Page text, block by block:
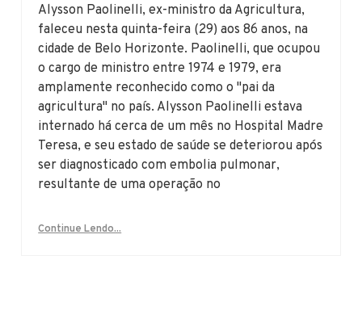
Alysson Paolinelli, ex-ministro da Agricultura,
faleceu nesta quinta-feira (29) aos 86 anos, na
cidade de Belo Horizonte. Paolinelli, que ocupou
o cargo de ministro entre 1974 e 1979, era
amplamente reconhecido como o "pai da
agricultura" no país. Alysson Paolinelli estava
internado há cerca de um mês no Hospital Madre
Teresa, e seu estado de saúde se deteriorou após
ser diagnosticado com embolia pulmonar,
resultante de uma operação no
Continue Lendo...